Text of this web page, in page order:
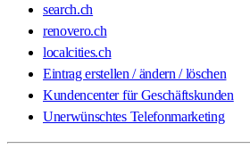
search.ch
renovero.ch
localcities.ch
Eintrag erstellen / ändern / löschen
Kundencenter für Geschäftskunden
Unerwünschtes Telefonmarketing